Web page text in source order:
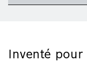
Inventé pour